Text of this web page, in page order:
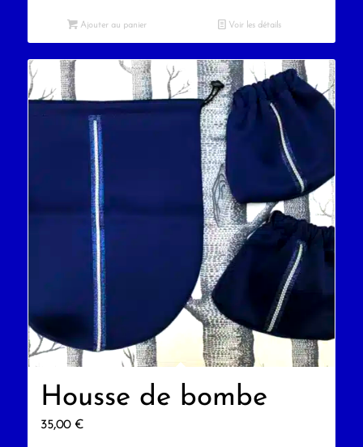
Ajouter au panier Voir les détails
Housse de bombe
35,00 €